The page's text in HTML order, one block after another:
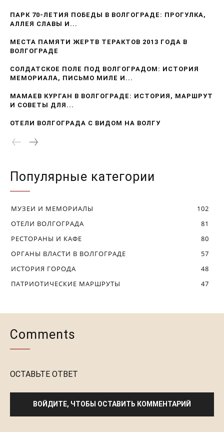
ПАРК 70-ЛЕТИЯ ПОБЕДЫ В ВОЛГОГРАДЕ: ПРОГУЛКА,
АЛЛЕЯ СЛАВЫ И...
МЕСТА ПАМЯТИ ЖЕРТВ ТЕРАКТОВ 2013 ГОДА В
ВОЛГОГРАДЕ
СОЛДАТСКОЕ ПОЛЕ ПОД ВОЛГОГРАДОМ: ИСТОРИЯ
МЕМОРИАЛА, ПИСЬМО МИЛЕ И...
МАМАЕВ КУРГАН В ВОЛГОГРАДЕ: ИСТОРИЯ, МАРШРУТ
И СОВЕТЫ ДЛЯ...
ОТЕЛИ ВОЛГОГРАДА С ВИДОМ НА ВОЛГУ
Популярные категории
МУЗЕИ И МЕМОРИАЛЫ
102
ОТЕЛИ ВОЛГОГРАДА
81
РЕСТОРАНЫ И КАФЕ
80
ОРГАНЫ ВЛАСТИ В ВОЛГОГРАДЕ
57
ИСТОРИЯ ГОРОДА
48
ПАТРИОТИЧЕСКИЕ МАРШРУТЫ
47
Comments
ОСТАВЬТЕ ОТВЕТ
ВОЙДИТЕ, ЧТОБЫ ОСТАВИТЬ КОММЕНТАРИЙ